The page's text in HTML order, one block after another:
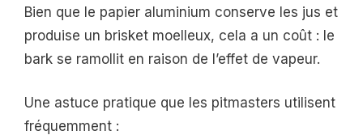
Bien que le papier aluminium conserve les jus et
produise un brisket moelleux, cela a un coût : le
bark se ramollit en raison de l’effet de vapeur.
Une astuce pratique que les pitmasters utilisent
fréquemment :